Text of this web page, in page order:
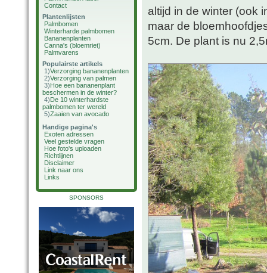
Contact
Plantenlijsten
Palmbomen
Winterharde palmbomen
Bananenplanten
Canna's (bloemriet)
Palmvarens
Populairste artikels
1)Verzorging bananenplanten
2)Verzorging van palmen
3)Hoe een bananenplant
beschermen in de winter?
4)De 10 winterhardste
palmbomen ter wereld
5)Zaaien van avocado
Handige pagina's
Exoten adressen
Veel gestelde vragen
Hoe foto's uploaden
Richtlijnen
Disclaimer
Link naar ons
Links
SPONSORS
altijd in de winter (ook
maar de
5cm. De plant is nu